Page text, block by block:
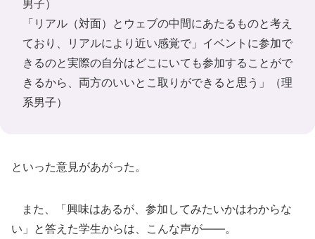
男子）
「リアル（対面）とウェブの中間にあたるものと考え
ており、リアルにより近い感覚で」イベントに参加で
きるのと実際の自分はどこにいても参加することがで
きるから、両方のいいとこ取りができると思う」（理
系男子）
といった意見があがった。
また、「興味はあるが、参加してみたいかはわからな
い」と答えた学生からは、こんな声が――。